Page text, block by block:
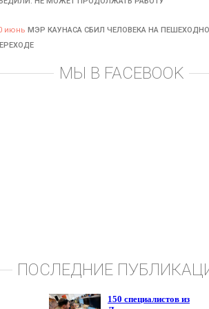
июнь МЭР КАУНАСА СБИЛ ЧЕЛОВЕКА НА
МЫ В FACEBOOK
ПОСЛЕДНИЕ